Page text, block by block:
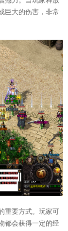
巨大的伤害，非常
重要方式。玩家可
都会获得一定的经